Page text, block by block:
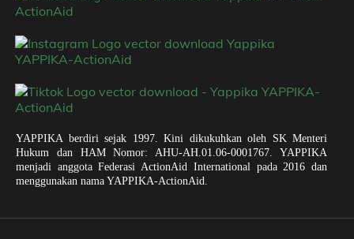
YAPPIKA berdiri sejak 1997. Kini dikukuhkan oleh SK Menteri
Hukum dan HAM Nomor: AHU-AH.01.06-0001767. YAPPIKA
menjadi anggota Federasi ActionAid International pada 2016 dan
menggunakan nama YAPPIKA-ActionAid.